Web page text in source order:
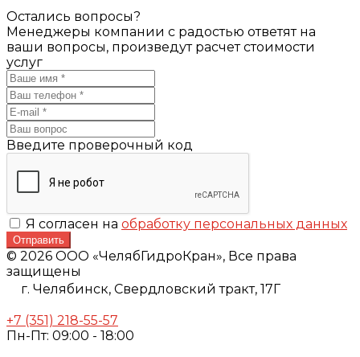
Остались вопросы?
Менеджеры компании с радостью ответят на
ваши вопросы, произведут расчет стоимости
услуг
Введите проверочный код
Я согласен на обработку персональных данных
Отправить
© 2026 ООО «ЧелябГидроКран», Все права
защищены
г. Челябинск, Свердловский тракт, 17Г
+7 (351) 218-55-57
Пн-Пт: 09:00 - 18:00